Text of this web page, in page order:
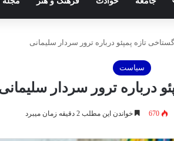
گستاخی تازه پمپئو درباره ترور سردار سلیمانی
سیاست
درباره ترور سردار
670 خواندن این مطلب 2 دقیقه زمان میبرد